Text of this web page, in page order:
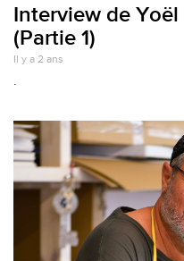
Interview de
(Partie 1)
Il y a 2 ans